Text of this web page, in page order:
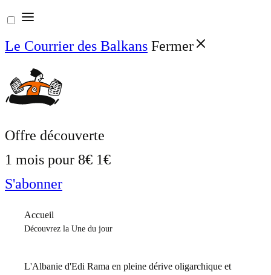
Aller
au
contenu
Le Courrier des Balkans Fermer
Offre découverte
1 mois pour 8€ 1€
S'abonner
Accueil
Découvrez la Une du jour
L'Albanie d'Edi Rama en pleine dérive oligarchique et